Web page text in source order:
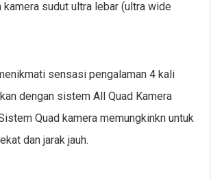
kamera sudut ultra lebar (ultra wide
sensasi pengalaman 4 kali
dengan sistem All Quad Kamera
Quad kamera memungkinkn untuk
dan jarak jauh.